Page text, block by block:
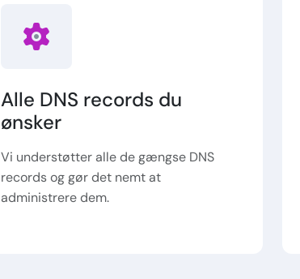
Alle DNS records du
ønsker
Vi understøtter alle de gængse DNS
records og gør det nemt at
administrere dem.